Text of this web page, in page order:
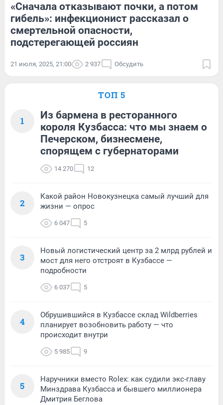
«Сначала отказывают почки, а потом
гибель»: инфекционист рассказал о
смертельной опасности,
подстерегающей россиян
21 июля, 2025, 21:00 2 937 Обсудить
ТОП 5
1
Из бармена в ресторанного
короля Кузбасса: что мы знаем о
Печерском, бизнесмене,
спорящем с губернаторами
14 270 12
2
Какой район Новокузнецка самый лучший для
жизни — опрос
6 047 5
3
Новый логистический центр за 2 млрд рублей и
мост для него отстроят в Кузбассе —
подробности
6 037 5
4
Обрушившийся в Кузбассе склад Wildberries
планирует возобновить работу — что
происходит внутри
5 985 9
5
Наручники вместо Rolex: как судили экс-главу
Минздрава Кузбасса и бывшего миллионера
Дмитрия Беглова